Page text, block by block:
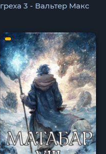
греха 3 - Вальтер Макс